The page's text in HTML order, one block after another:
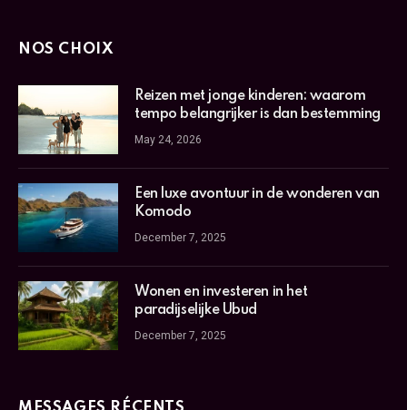
NOS CHOIX
Reizen met jonge kinderen: waarom
tempo belangrijker is dan bestemming
May 24, 2026
Een luxe avontuur in de wonderen van
Komodo
December 7, 2025
Wonen en investeren in het
paradijselijke Ubud
December 7, 2025